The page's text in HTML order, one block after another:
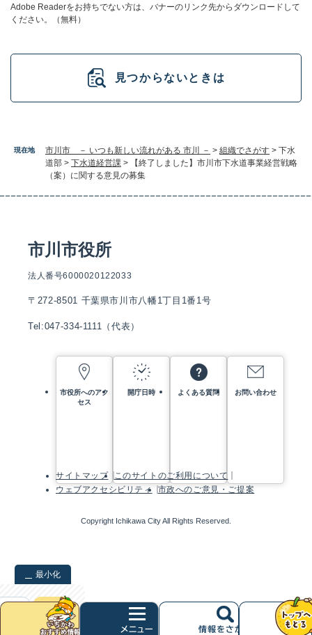
現在地 市川市 － いつも新しい流れがある 市川 － > 組織でさがす > 下水
道部 > 下水道経営課 >
【終了しました】市川市下水道事業経営戦略
（案）に関する意見の募集
Adobe Readerをお持ちでない方は、バナーのリンク先からダウンロードして
ください。（無料）
見つからないときは
市川市役所
法人番号6000020122033
〒272-8501 千葉県市川市八幡1丁目1番1号
Tel:047-334-1111（代表）
市役所へのアク
セス
開庁日時 よくある質問 お問い合わせ
サイトマップ
このサイトのご利用について
ウェブアクセシビリティ
市政へのご意見・ご提案
Copyright Ichikawa City All Rights Reserved.
最小化
検索
クリア